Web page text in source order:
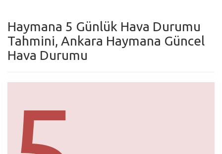
Haymana 5 Günlük Hava Durumu
Tahmini, Ankara Haymana Güncel
Hava Durumu